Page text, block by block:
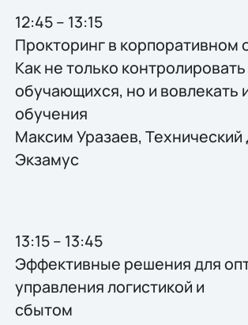
12:45 – 13:15
Прокторинг в корпоративном
Как не только контролировать
обучающихся, но и вовлекать
обучения
Максим Уразаев, Технический
Экзамус
13:15 – 13:45
Эффективные решения для
управления логистикой и
сбытом